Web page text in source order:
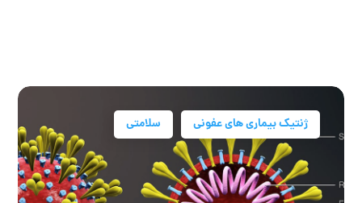
ژنتیک بیماری های عفونی سلامتی